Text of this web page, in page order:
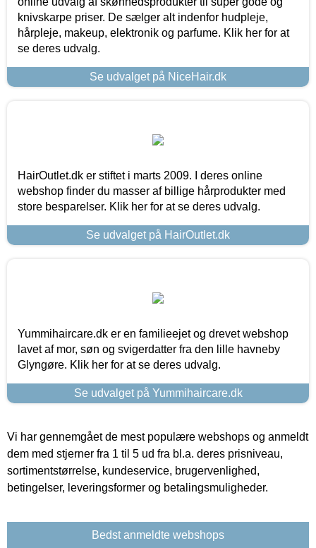
knivskarpe priser. De sælger alt indenfor hudpleje,
hårpleje, makeup, elektronik og parfume. Klik her for at
se deres udvalg.
Se udvalget på NiceHair.dk
HairOutlet.dk er stiftet i marts 2009. I deres online
webshop finder du masser af billige hårprodukter med
store besparelser. Klik her for at se deres udvalg.
Se udvalget på HairOutlet.dk
Yummihaircare.dk er en familieejet og drevet webshop
lavet af mor, søn og svigerdatter fra den lille havneby
Glyngøre. Klik her for at se deres udvalg.
Se udvalget på Yummihaircare.dk
Vi har gennemgået de mest populære webshops og anmeldt
dem med stjerner fra 1 til 5 ud fra bl.a. deres prisniveau,
sortimentstørrelse, kundeservice, brugervenlighed,
betingelser, leveringsformer og betalingsmuligheder.
Bedst anmeldte webshops